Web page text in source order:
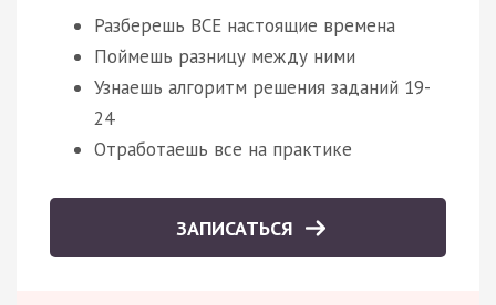
Разберешь ВСЕ настоящие времена
Поймешь разницу между ними
Узнаешь алгоритм решения заданий 19-
24
Отработаешь все на практике
ЗАПИСАТЬСЯ